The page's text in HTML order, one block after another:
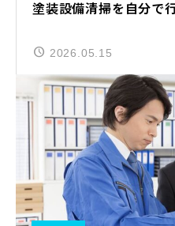
塗装設備清掃を自分で
2026.05.15